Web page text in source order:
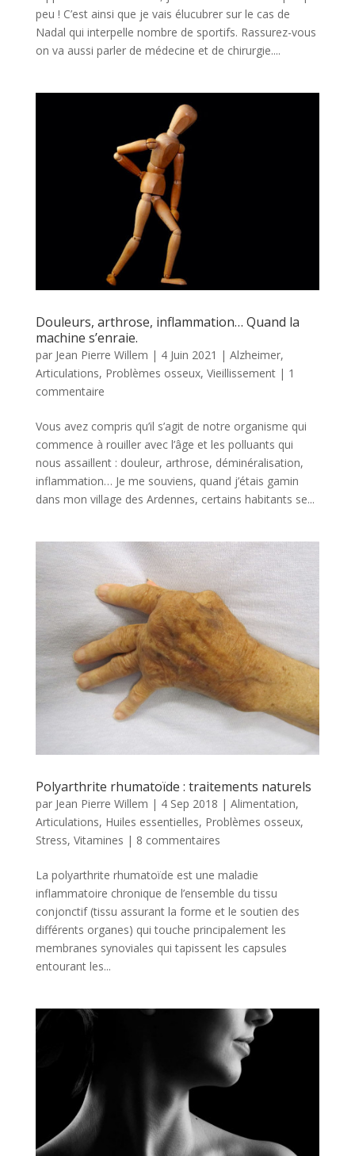
peu ! C’est ainsi que je vais élucubrer sur le cas de
Nadal qui interpelle nombre de sportifs. Rassurez-vous
on va aussi parler de médecine et de chirurgie....
Douleurs, arthrose, inflammation… Quand la
machine s’enraie.
par Jean Pierre Willem | 4 Juin 2021 | Alzheimer,
Articulations, Problèmes osseux, Vieillissement| 1
commentaire
Vous avez compris qu’il s’agit de notre organisme qui
commence à rouiller avec l’âge et les polluants qui
nous assaillent : douleur, arthrose, déminéralisation,
inflammation… Je me souviens, quand j’étais gamin
dans mon village des Ardennes, certains habitants se...
Polyarthrite rhumatoïde : traitements naturels
par Jean Pierre Willem | 4 Sep 2018 | Alimentation,
Articulations, Huiles essentielles, Problèmes osseux,
Stress, Vitamines | 8 commentaires
La polyarthrite rhumatoïde est une maladie
inflammatoire chronique de l’ensemble du tissu
conjonctif (tissu assurant la forme et le soutien des
différents organes) qui touche principalement les
membranes synoviales qui tapissent les capsules
entourant les...